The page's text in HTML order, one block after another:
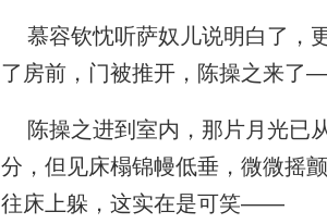
慕容钦忱听萨奴儿说明白了，
了房前，门被推开，陈操之来
陈操之进到室内，那片月光已
分，但见床榻锦幔低垂，微微摇
往床上躲，这实在是可笑——